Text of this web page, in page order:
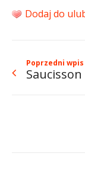
Dodaj do
Poprzedni wpis